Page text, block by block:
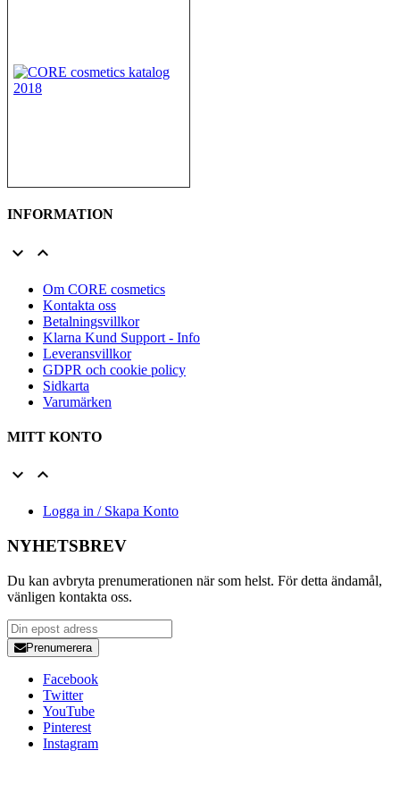
INFORMATION
 
Om CORE cosmetics
Kontakta oss
Betalningsvillkor
Klarna Kund Support - Info
Leveransvillkor
GDPR och cookie policy
Sidkarta
Varumärken
MITT KONTO
 
Logga in / Skapa Konto
NYHETSBREV
Du kan avbryta prenumerationen när som helst. För detta ändamål,
vänligen kontakta oss.
Prenumerera
Facebook
Twitter
YouTube
Pinterest
Instagram